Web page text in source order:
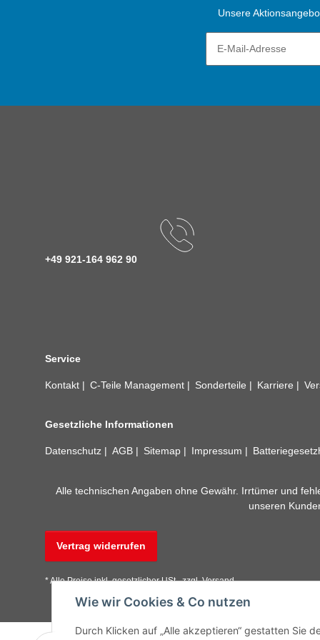
Wie wir Cookies & Co nutzen
Durch Klicken auf „Alle akzeptieren“ gestatten Sie
Unsere
+49 921-164 962 90
Service
Kontakt C-Teile Management Sonderteile Karriere
Gesetzliche Informationen
Datenschutz AGB Sitemap Impressum
Alle technischen Angaben ohne Gewähr. Irrtümer und
unseren
Vertrag widerrufen
* Alle Preise inkl. gesetzlicher USt., zzgl.Versand